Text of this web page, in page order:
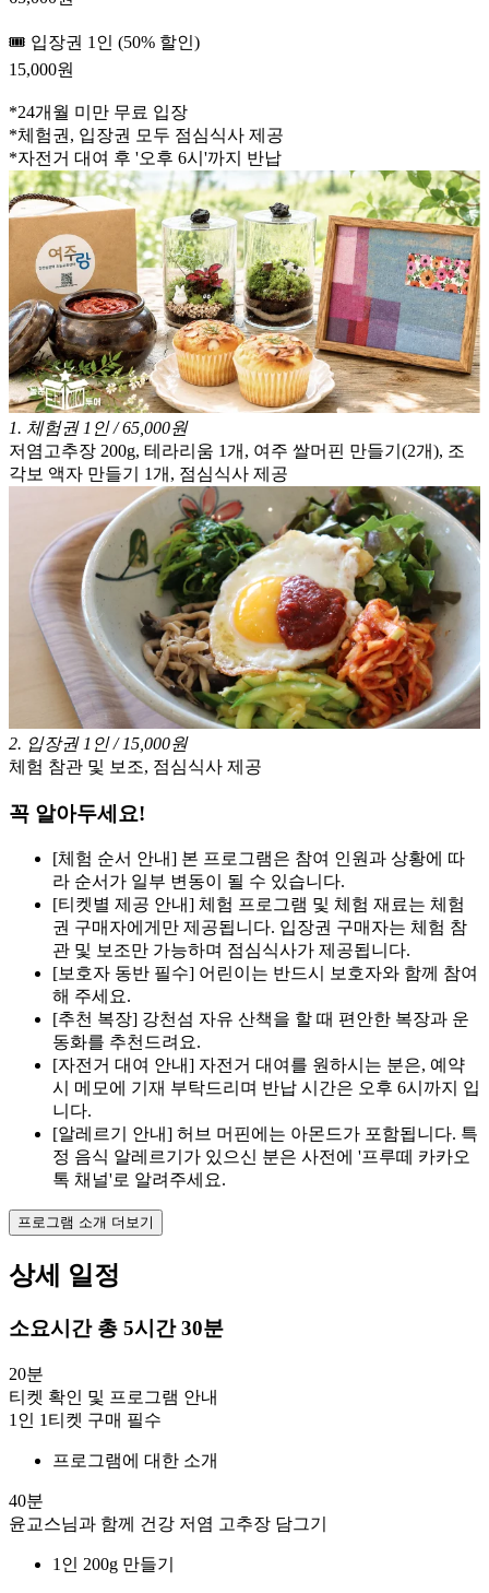
🎟️ 입장권 1인 (50% 할인)
15,000원
*24개월 미만 무료 입장
*체험권, 입장권 모두 점심식사 제공
*자전거 대여 후 '오후 6시'까지 반납
1. 체험권 1인 / 65,000원
저염고추장 200g, 테라리움 1개, 여주 쌀머핀 만들기(2개), 조
각보 액자 만들기 1개, 점심식사 제공
2. 입장권 1인 / 15,000원
체험 참관 및 보조, 점심식사 제공
꼭 알아두세요!
[체험 순서 안내] 본 프로그램은 참여 인원과 상황에 따
라 순서가 일부 변동이 될 수 있습니다.
[티켓별 제공 안내] 체험 프로그램 및 체험 재료는 체험
권 구매자에게만 제공됩니다. 입장권 구매자는 체험 참
관 및 보조만 가능하며 점심식사가 제공됩니다.
[보호자 동반 필수] 어린이는 반드시 보호자와 함께 참여
해 주세요.
[추천 복장] 강천섬 자유 산책을 할 때 편안한 복장과 운
동화를 추천드려요.
[자전거 대여 안내] 자전거 대여를 원하시는 분은, 예약
시 메모에 기재 부탁드리며 반납 시간은 오후 6시까지 입
니다.
[알레르기 안내] 허브 머핀에는 아몬드가 포함됩니다. 특
정 음식 알레르기가 있으신 분은 사전에 '프루떼 카카오
톡 채널'로 알려주세요.
프로그램 소개 더보기
상세 일정
소요시간 총 5시간 30분
20분
티켓 확인 및 프로그램 안내
1인 1티켓 구매 필수
프로그램에 대한 소개
40분
윤교스님과 함께 건강 저염 고추장 담그기
1인 200g 만들기